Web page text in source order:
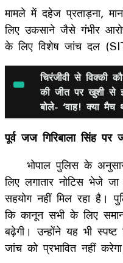
मामले में दहेज प्रताड़ना,
लिए उकसाने जैसे गंभीर
के लिए विशेष जांच दल
चिरंजीवी से विक्की
की जीत पर खुशी से
बोले- ‘वाह! क्या मैच
पूर्व जज गिरिबाला सिंह पर
भोपाल पुलिस के
लिए लगातार नोटिस भेजे
सहयोग नहीं मिल रहा है।
कि कानून सभी के लिए
बढ़ेगी। उन्होंने यह भी
जांच को प्रभावित नहीं